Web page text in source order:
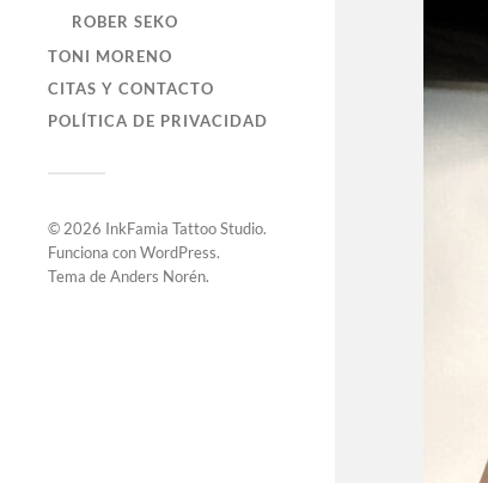
ROBER SEKO
TONI MORENO
CITAS Y CONTACTO
POLÍTICA DE PRIVACIDAD
© 2026 InkFamia Tattoo Studio.
Funciona conWordPress.
Tema deAnders Norén.